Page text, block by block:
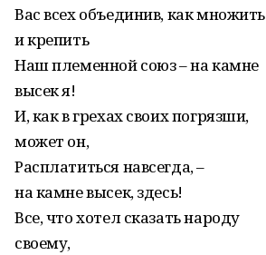
Вас всех объединив, как множить
и крепить
Наш племенной союз – на камне
высек я!
И, как в грехах своих погрязши,
может он,
Расплатиться навсегда, –
на камне высек, здесь!
Все, что хотел сказать народу
своему,